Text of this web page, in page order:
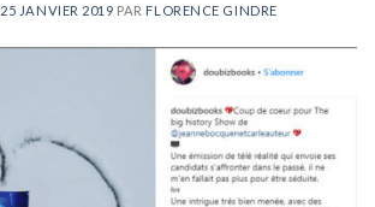
25 JANVIER 2019 PAR FLORENCE GINDRE